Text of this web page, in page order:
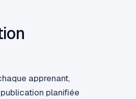
apprenant,
planifiée